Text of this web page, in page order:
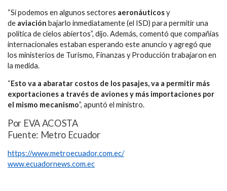
“Sí podemos en algunos sectores aeronáuticosy
de aviación bajarlo inmediatamente (el ISD) para permitir una
política de cielos abiertos”, dijo. Además, comentó que compañías
internacionales estaban esperando este anuncio y agregó que
los ministerios de Turismo, Finanzas y Producción trabajaron en
la medida.
“Esto va a abaratar costos de los pasajes, va a permitir más
exportaciones a través de aviones y más importaciones por
el mismo mecanismo”, apuntó el ministro.
Por EVA ACOSTA
Fuente: Metro Ecuador
https://www.metroecuador.com.ec/
www.ecuadornews.com.ec